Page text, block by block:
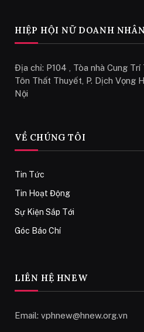
HIỆP HỘI NỮ DOANH
Địa chỉ: P104 , Tòa nhà Cung Trí
Tôn Thất Thuyết, P. Dịch Vọng
Nội
VỀ CHÚNG TÔI
Tin Tức
Tin Hoạt Động
Sự Kiện Sắp Tới
Góc Báo Chí
LIÊN HỆ HNEW
Email: vphnew@hnew.org.vn